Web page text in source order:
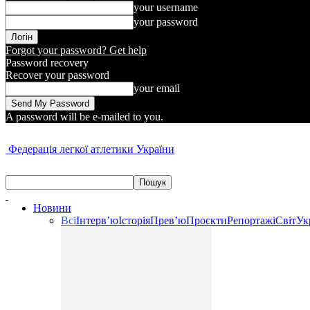
your username
your password
Forgot your password? Get help
Password recovery
Recover your password
your email
A password will be e-mailed to you.
Федерація легкої атлетики України
Новини
ВсіІнтерв’юІсторіяПрев’юПроєктиРепортажіСвіт